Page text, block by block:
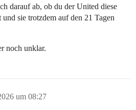
darauf ab, ob du der United diese
sie trotzdem auf den 21 Tagen
noch unklar.
um 08:27